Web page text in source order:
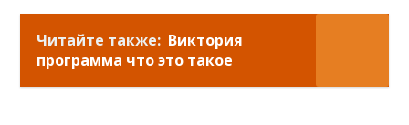
Читайте также: Виктория
программа что это такое